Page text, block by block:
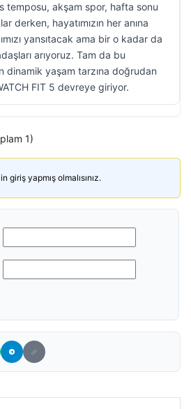
temposu, akşam spor, hafta sonu
derken, hayatımızın her anına
yansıtacak ama bir o kadar da
arıyoruz. Tam da bu
dinamik yaşam tarzına doğrudan
FIT 5 devreye giriyor.
1)
giriş yapmış olmalısınız.